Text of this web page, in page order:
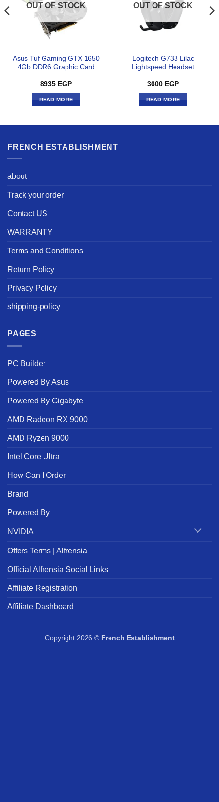
OUT OF STOCK
Asus Tuf Gaming GTX 1650
4Gb DDR6 Graphic Card
8935 EGP
READ MORE
OUT OF STOCK
Logitech G733 Lilac
Lightspeed Headset
3600 EGP
READ MORE
FRENCH ESTABLISHMENT
about
Track your order
Contact US
WARRANTY
Terms and Conditions
Return Policy
Privacy Policy
shipping-policy
PAGES
PC Builder
Powered By Asus
Powered By Gigabyte
AMD Radeon RX 9000
AMD Ryzen 9000
Intel Core Ultra
How Can I Order
Brand
Powered By
NVIDIA
Offers Terms | Alfrensia
Official Alfrensia Social Links
Affiliate Registration
Affiliate Dashboard
Copyright 2026 © French Establishment